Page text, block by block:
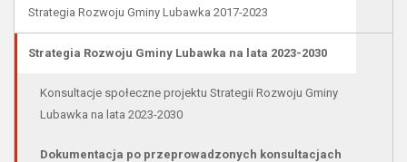
Strategia Rozwoju Gminy Lubawka 2017-2023
Strategia Rozwoju Gminy Lubawka na lata 2023-2030
Konsultacje społeczne projektu Strategii Rozwoju Gminy
Lubawka na lata 2023-2030
Dokumentacja po przeprowadzonych konsultacjach